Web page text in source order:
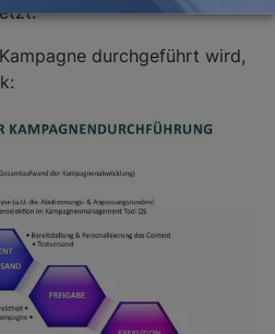
durchgeführt wird,